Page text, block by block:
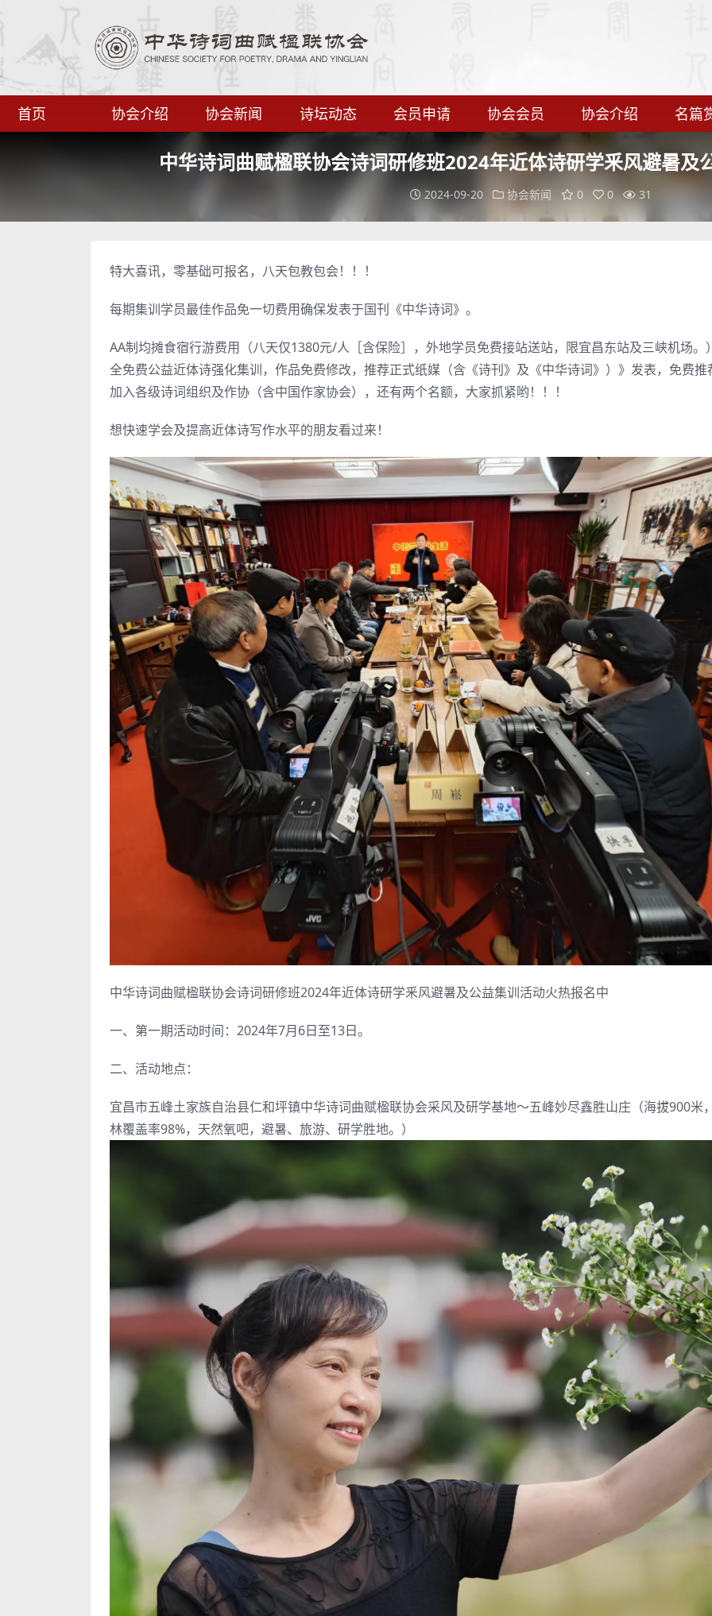
首页 协会介绍 协会新闻 诗坛动态 会员申请 协会会员 协会介绍 名篇
中华诗词曲赋楹联协会诗词研修班2024年近体诗研学釆风避暑及
2024-09-20 协会新闻 0 0 31
特大喜讯，零基础可报名，八天包教包会！！！
每期集训学员最佳作品免一切费用确保发表于国刊《中华诗词》。
AA制均摊食宿行游费用（八天仅1380元/人［含保险］，外地学员免费接站送站，限宜昌东站及三峡机场。
全免费公益近体诗强化集训，作品免费修改，推荐正式纸媒（含《诗刊》及《中华诗词》）》发表，免费推
加入各级诗词组织及作协（含中国作家协会），还有两个名额，大家抓紧哟！！！
想快速学会及提高近体诗写作水平的朋友看过来！
中华诗词曲赋楹联协会诗词研修班2024年近体诗研学釆风避暑及公益集训活动火热报名中
一、第一期活动时间：2024年7月6日至13日。
二、活动地点：
宜昌市五峰土家族自治县仁和坪镇中华诗词曲赋楹联协会采风及研学基地～五峰妙尽鑫胜山庄（海拔900米
林覆盖率98%，天然氧吧，避暑、旅游、研学胜地。）